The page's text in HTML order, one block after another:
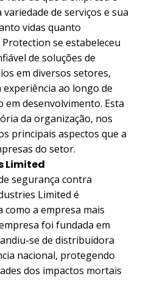
de serviços e sua
vidas quanto
se estabeleceu
de soluções de
em diversos setores,
ao longo de
em desenvolvimento. Esta
da organização, nos
principais aspectos que a
do setor.
Limited
segurança contra
Limited é
a empresa mais
foi fundada em
se de distribuidora
nacional, protegendo
dos impactos mortais